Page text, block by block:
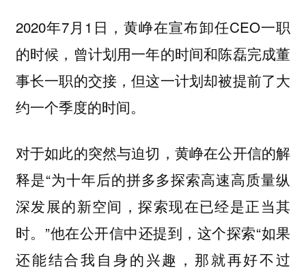
2020年7月1日，黄峥在宣布卸任CEO一职
的时候，曾计划用一年的时间和陈磊完成董
事长一职的交接，但这一计划却被提前了大
约一个季度的时间。
对于如此的突然与迫切，黄峥在公开信的解
释是“为十年后的拼多多探索高速高质量纵
深发展的新空间，探索现在已经是正当其
时。”他在公开信中还提到，这个探索“如果
还能结合我自身的兴趣，那就再好不过